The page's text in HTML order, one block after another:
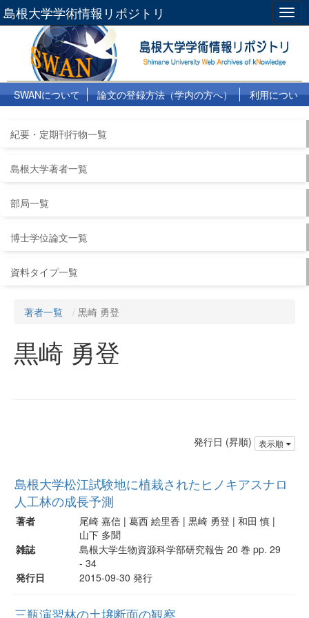
島根大学学術情報リポジトリ
SWANについて 論文の登録方法（学内の方へ）
利用につい
紀要・定期刊行物一覧
島根大学著者一覧
部局一覧
博士学位論文一覧
資料タイプ一覧
著者一覧 黒崎 勇登
黒崎 勇登
発行日 (昇順) 表示順
島根大学松江試験地に植栽されたヒノキアスナロ
人工林の成長予測
著者
尾崎 嘉信 | 葛西 絵里香 | 黒崎 勇登 | 和田 慎 |
山下 多聞
雑誌
島根大学生物資源科学部研究報告 20 巻 pp. 29
- 34
発行日
2015-09-30 発行
三瓶演習林の土壌断面の観察